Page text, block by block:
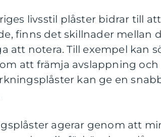
livsstil plåster bidrar till
finns det skillnader mellan
att notera. Till exempel kan
att främja avslappning
kan ge en
agerar genom att